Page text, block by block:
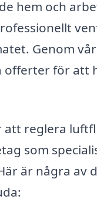
hem och
Genom
för att
reglera
som
är några av